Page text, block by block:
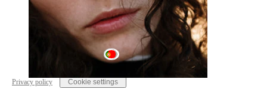
Portugal
Privacy policy Cookie settings